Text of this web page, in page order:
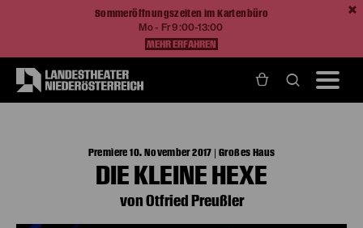
Sommeröffnungszeiten im Kartenbüro
Mo - Fr 9:00-13:00
MEHR ERFAHREN
Premiere 10. November 2017 | Großes Haus
DIE KLEINE HEXE
von Otfried Preußler